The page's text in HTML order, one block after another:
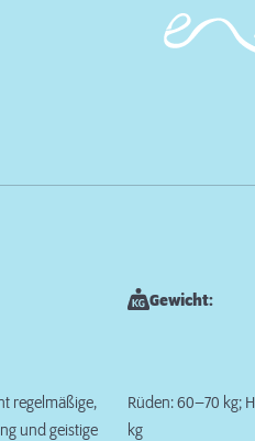
regelmäßige,
und geistige
Gewicht:
Rüden: 60–70 kg;
kg